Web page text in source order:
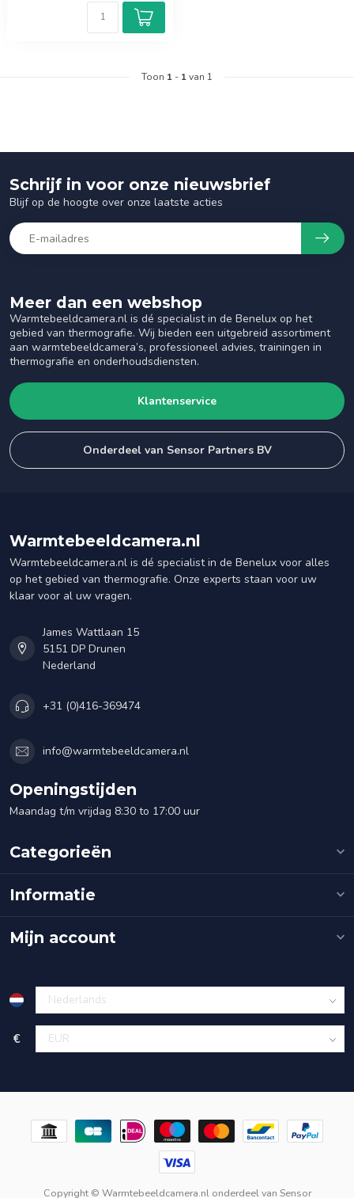
Toon 1 - 1van 1
Meer dan een webshop
Warmtebeeldcamera.nl is dé specialist in de Benelux op het
gebied van thermografie. Wij bieden een uitgebreid assortiment
aan warmtebeeldcamera’s, professioneel advies, trainingen in
thermografie en onderhoudsdiensten.
Klantenservice
Onderdeel van Sensor Partners BV
Schrijf in voor onze nieuwsbrief
Blijf op de hoogte over onze laatste acties
Warmtebeeldcamera.nl
Warmtebeeldcamera.nl is dé specialist in de Benelux voor alles
op het gebied van thermografie. Onze experts staan voor uw
klaar voor al uw vragen.
James Wattlaan 15
5151 DP Drunen
Nederland
+31 (0)416-369474
info@warmtebeeldcamera.nl
Openingstijden
Maandag t/m vrijdag 8:30 to 17:00 uur
Categorieën
Informatie
Mijn account
€
Copyright © Warmtebeeldcamera.nl onderdeel van Sensor